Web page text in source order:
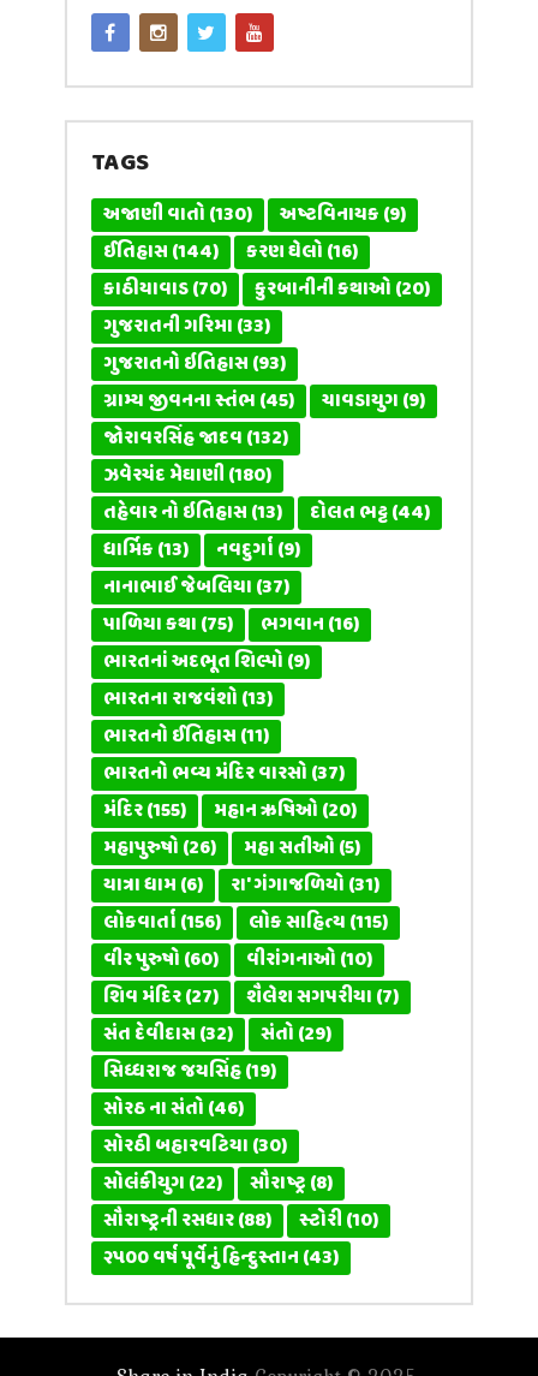
TAGS
અજાણી વાતો(130) અષ્ટવિનાયક(9)
ઈતિહાસ(144) કરણ ઘેલો(16)
કાઠીયાવાડ(70) કુરબાનીની કથાઓ(20)
ગુજરાતની ગરિમા(33)
ગુજરાતનો ઇતિહાસ(93)
ગ્રામ્ય જીવનના સ્તંભ(45) ચાવડાયુગ(9)
જોરાવરસિંહ જાદવ(132)
ઝવેરચંદ મેઘાણી(180)
તહેવાર નો ઇતિહાસ(13) દોલત ભટ્ટ(44)
ધાર્મિક(13) નવદુર્ગા(9)
નાનાભાઈ જેબલિયા(37)
પાળિયા કથા(75) ભગવાન(16)
ભારતનાં અદભૂત શિલ્પો(9)
ભારતના રાજવંશો(13)
ભારતનો ઈતિહાસ(11)
ભારતનો ભવ્ય મંદિર વારસો(37)
મંદિર(155) મહાન ઋષિઓ(20)
મહાપુરુષો(26) મહા સતીઓ(5)
યાત્રા ધામ(6) રા' ગંગાજળિયો(31)
લોકવાર્તા(156) લોક સાહિત્ય(115)
વીર પુરુષો(60) વીરાંગનાઓ(10)
શિવ મંદિર(27) શૈલેશ સગપરીયા(7)
સંત દેવીદાસ(32) સંતો(29)
સિધ્ધરાજ જયસિંહ(19)
સોરઠ ના સંતો(46)
સોરઠી બહારવટિયા(30)
સોલંકીયુગ(22) સૌરાષ્ટ્ર(8)
સૌરાષ્ટ્રની રસધાર(88) સ્ટોરી(10)
૨૫૦૦ વર્ષ પૂર્વેનું હિન્દુસ્તાન(43)